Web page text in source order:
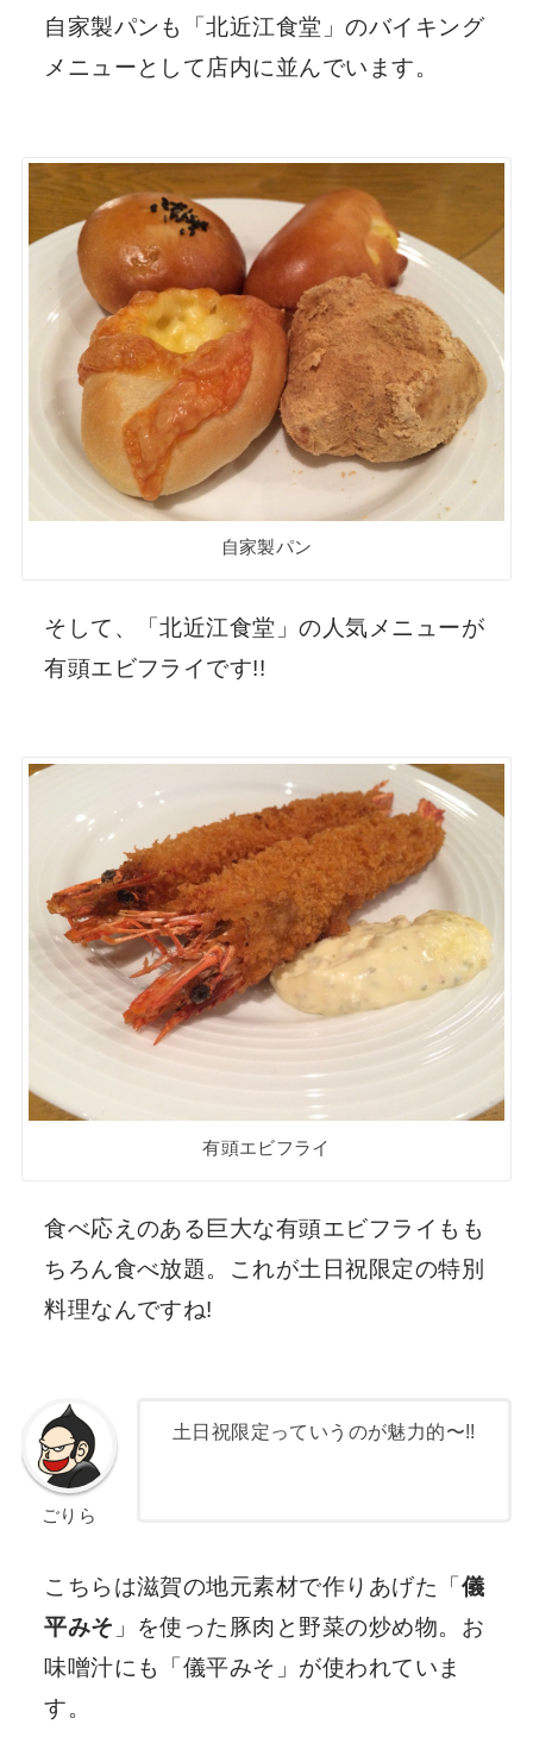
自家製パンも「北近江食堂」のバイキング
メニューとして店内に並んでいます。
自家製パン
そして、「北近江食堂」の人気メニューが
有頭エビフライです!!
有頭エビフライ
食べ応えのある巨大な有頭エビフライもも
ちろん食べ放題。これが土日祝限定の特別
料理なんですね!
ごりら
土日祝限定っていうのが魅力的〜!!
こちらは滋賀の地元素材で作りあげた「儀
平みそ 」を使った豚肉と野菜の炒め物。お
味噌汁にも「儀平みそ」が使われていま
す。